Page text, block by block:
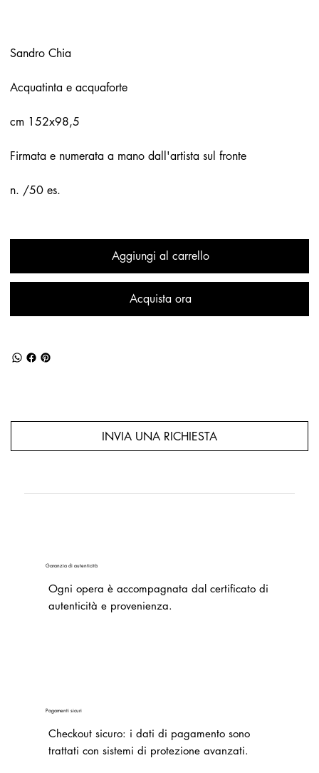
Sandro Chia
Acquatinta e acquaforte
cm 152x98,5
Firmata e numerata a mano dall'artista sul fronte
n. /50 es.
Aggiungi al carrello
Acquista ora
INVIA UNA RICHIESTA
Garanzia di autenticità
Ogni opera è accompagnata dal certificato di
autenticità e provenienza.
Pagamenti sicuri
Checkout sicuro: i dati di pagamento sono
trattati con sistemi di protezione avanzati.